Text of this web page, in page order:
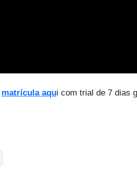
matrícula aqui com trial de 7 dias